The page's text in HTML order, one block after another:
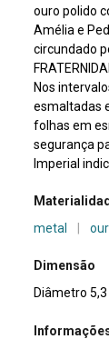
ouro polido
Amélia e
circundado
Nos
esmaltadas
folhas em
segurança
Imperial
metal
Dimensão
Diâmetro